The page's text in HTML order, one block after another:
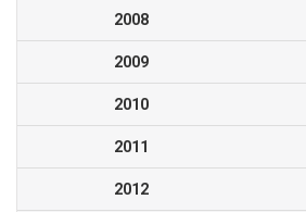
2008
2009
2010
2011
2012